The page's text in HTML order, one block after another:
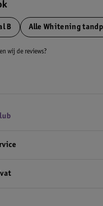
B Alle Whitening
wij de reviews?